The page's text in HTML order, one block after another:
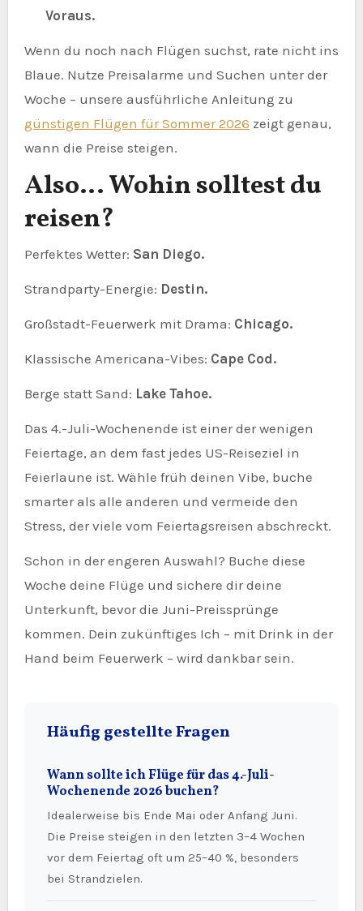
Voraus.
Wenn du noch nach Flügen suchst, rate nicht ins
Blaue. Nutze Preisalarme und Suchen unter der
Woche – unsere ausführliche Anleitung zu
günstigen Flügen für Sommer 2026 zeigt genau,
wann die Preise steigen.
Also… Wohin solltest du
reisen?
Perfektes Wetter: San Diego.
Strandparty-Energie: Destin.
Großstadt-Feuerwerk mit Drama: Chicago.
Klassische Americana-Vibes: Cape Cod.
Berge statt Sand: Lake Tahoe.
Das 4.-Juli-Wochenende ist einer der wenigen
Feiertage, an dem fast jedes US-Reiseziel in
Feierlaune ist. Wähle früh deinen Vibe, buche
smarter als alle anderen und vermeide den
Stress, der viele vom Feiertagsreisen abschreckt.
Schon in der engeren Auswahl? Buche diese
Woche deine Flüge und sichere dir deine
Unterkunft, bevor die Juni-Preissprünge
kommen. Dein zukünftiges Ich – mit Drink in der
Hand beim Feuerwerk – wird dankbar sein.
Häufig gestellte Fragen
Wann sollte ich Flüge für das 4.-Juli-
Wochenende 2026 buchen?
Idealerweise bis Ende Mai oder Anfang Juni.
Die Preise steigen in den letzten 3–4 Wochen
vor dem Feiertag oft um 25–40 %, besonders
bei Strandzielen.